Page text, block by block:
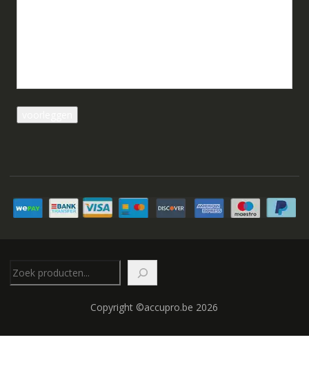
Copyright ©accupro.be 2026